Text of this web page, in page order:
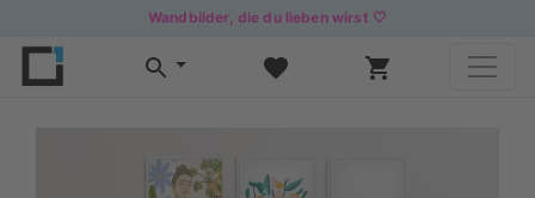
Wandbilder, die du lieben wirst 🤍